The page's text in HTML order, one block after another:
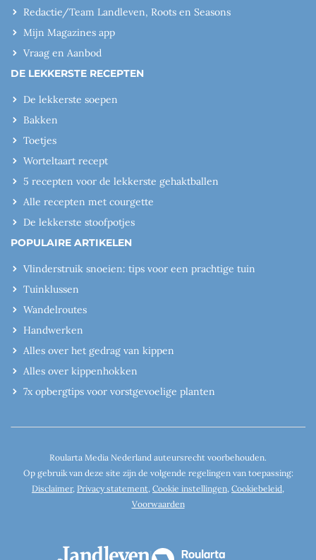
Redactie/Team Landleven, Roots en Seasons
Mijn Magazines app
Vraag en Aanbod
DE LEKKERSTE RECEPTEN
De lekkerste soepen
Bakken
Toetjes
Worteltaart recept
5 recepten voor de lekkerste gehaktballen
Alle recepten met courgette
De lekkerste stoofpotjes
POPULAIRE ARTIKELEN
Vlinderstruik snoeien: tips voor een prachtige tuin
Tuinklussen
Wandelroutes
Handwerken
Alles over het gedrag van kippen
Alles over kippenhokken
7x opbergtips voor vorstgevoelige planten
Roularta Media Nederland auteursrecht voorbehouden.
Op gebruik van deze site zijn de volgende regelingen van toepassing:
Disclaimer, Privacy statement, Cookie instellingen, Cookiebeleid,
Voorwaarden